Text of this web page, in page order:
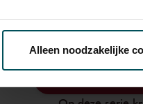
Via decookieverklaringop
We werken samen met32
Alleen noodzakelijke
vriend Johannes